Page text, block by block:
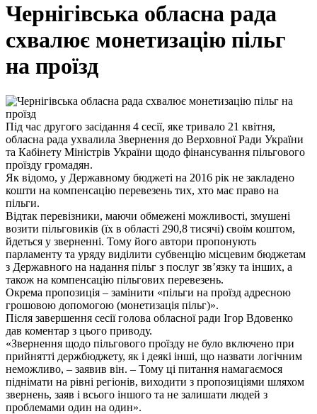
Чернігівська обласна рада
схвалює монетизацію пільг
на проїзд
Під час другого засідання 4 сесії, яке тривало 21 квітня,
обласна рада ухвалила Звернення до Верховної Ради України
та Кабінету Міністрів України щодо фінансування пільгового
проїзду громадян.
Як відомо, у Державному бюджеті на 2016 рік не закладено
кошти на компенсацію перевезень тих, хто має право на
пільги.
Відтак перевізники, маючи обмежені можливості, змушені
возити пільговиків (їх в області 290,8 тисячі) своїм коштом,
йдеться у зверненні. Тому його автори пропонують
парламенту та уряду виділити субвенцію місцевим бюджетам
з Державного на надання пільг з послуг зв’язку та інших, а
також на компенсацію пільгових перевезень.
Окрема пропозиція – замінити «пільги на проїзд адресною
грошовою допомогою (монетизація пільг)».
Після завершення сесії голова обласної ради Ігор Вдовенко
дав коментар з цього приводу.
«Звернення щодо пільгового проїзду не було включено при
прийнятті держбюджету, як і деякі інші, що назвати логічним
неможливо, – заявив він. – Тому ці питання намагаємося
піднімати на рівні регіонів, виходити з пропозиціями шляхом
звернень, заяв і всього іншого та не залишати людей з
проблемами один на один».